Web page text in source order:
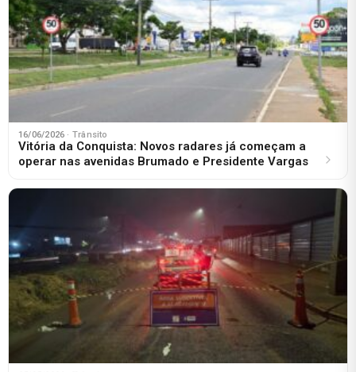
16/06/2026 · Trânsito
Vitória da Conquista: Novos radares já começam a
operar nas avenidas Brumado e Presidente Vargas